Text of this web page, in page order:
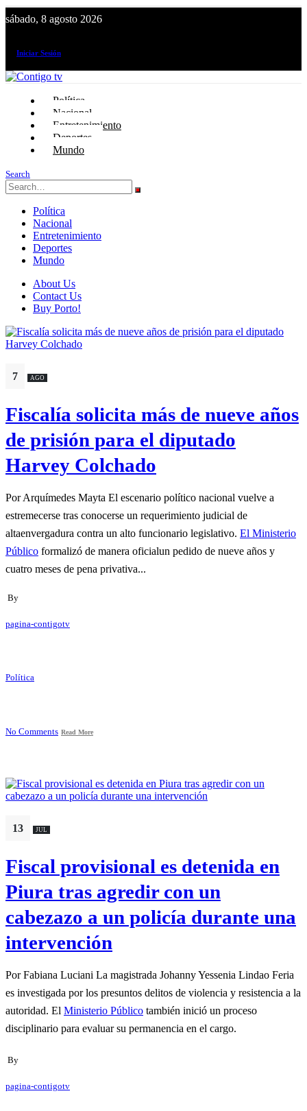
sábado, 8 agosto 2026
Iniciar Sesión
Política
Nacional
Entretenimiento
Deportes
Mundo
Search
Política
Nacional
Entretenimiento
Deportes
Mundo
About Us
Contact Us
Buy Porto!
7 AGO
Fiscalía solicita más de nueve años
de prisión para el diputado
Harvey Colchado
Por Arquímedes Mayta El escenario político nacional vuelve a
estremecerse tras conocerse un requerimiento judicial de
altaenvergadura contra un alto funcionario legislativo. El Ministerio
Público formalizó de manera oficialun pedido de nueve años y
cuatro meses de pena privativa...
By
pagina-contigotv
Política
No Comments Read More
13 JUL
Fiscal provisional es detenida en
Piura tras agredir con un
cabezazo a un policía durante una
intervención
Por Fabiana Luciani La magistrada Johanny Yessenia Lindao Feria
es investigada por los presuntos delitos de violencia y resistencia a la
autoridad. El Ministerio Público también inició un proceso
disciplinario para evaluar su permanencia en el cargo.
By
pagina-contigotv